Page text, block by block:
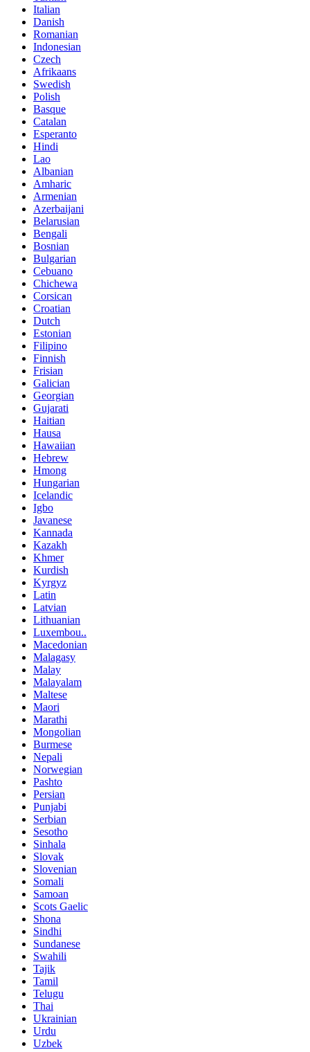
Italian
Danish
Romanian
Indonesian
Czech
Afrikaans
Swedish
Polish
Basque
Catalan
Esperanto
Hindi
Lao
Albanian
Amharic
Armenian
Azerbaijani
Belarusian
Bengali
Bosnian
Bulgarian
Cebuano
Chichewa
Corsican
Croatian
Dutch
Estonian
Filipino
Finnish
Frisian
Galician
Georgian
Gujarati
Haitian
Hausa
Hawaiian
Hebrew
Hmong
Hungarian
Icelandic
Igbo
Javanese
Kannada
Kazakh
Khmer
Kurdish
Kyrgyz
Latin
Latvian
Lithuanian
Luxembou..
Macedonian
Malagasy
Malay
Malayalam
Maltese
Maori
Marathi
Mongolian
Burmese
Nepali
Norwegian
Pashto
Persian
Punjabi
Serbian
Sesotho
Sinhala
Slovak
Slovenian
Somali
Samoan
Scots Gaelic
Shona
Sindhi
Sundanese
Swahili
Tajik
Tamil
Telugu
Thai
Ukrainian
Urdu
Uzbek